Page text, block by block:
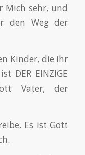
Mich sehr, und
den Weg der
Kinder, die ihr
DER EINZIGE
Vater, der
Es ist Gott